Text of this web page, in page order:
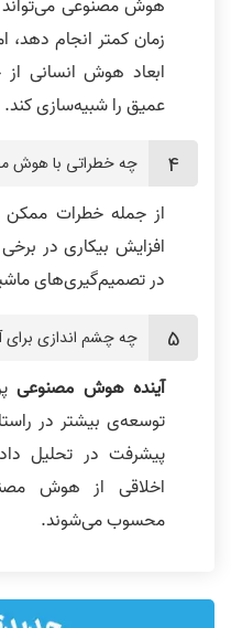
هوش مصنوعی می‌تواند
زمان کمتر انجام دهد،
ابعاد هوش انسانی
عمیق را شبیه‌سازی کند.
چه خطراتی با هوش
از جمله خطرات ممکن
افزایش بیکاری در
در تصمیم‌گیری‌های
چه چشم اندازی
آینده هوش مصنوعی
توسعه‌ی بیشتر در
پیشرفت در تحلیل
اخلاقی از هوش
محسوب می‌شوند.